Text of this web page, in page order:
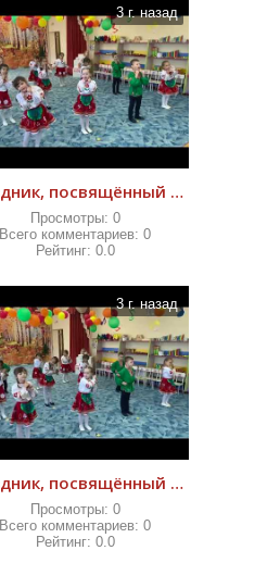
3 г. назад
Праздник, посвящённый Дню пожилого человека
Просмотры: 0
Всего комментариев:0
Рейтинг: 0.0
3 г. назад
Праздник, посвящённый Дню пожилого человека
Просмотры: 0
Всего комментариев:0
Рейтинг: 0.0